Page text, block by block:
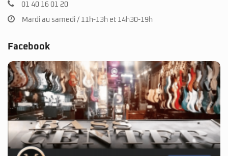
01 40 16 01 20
Mardi au samedi / 11h-13h et 14h30-19h
Facebook